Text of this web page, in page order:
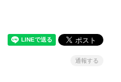
通報する